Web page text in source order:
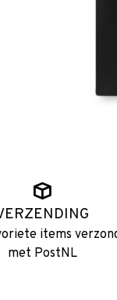
items
met PostNL